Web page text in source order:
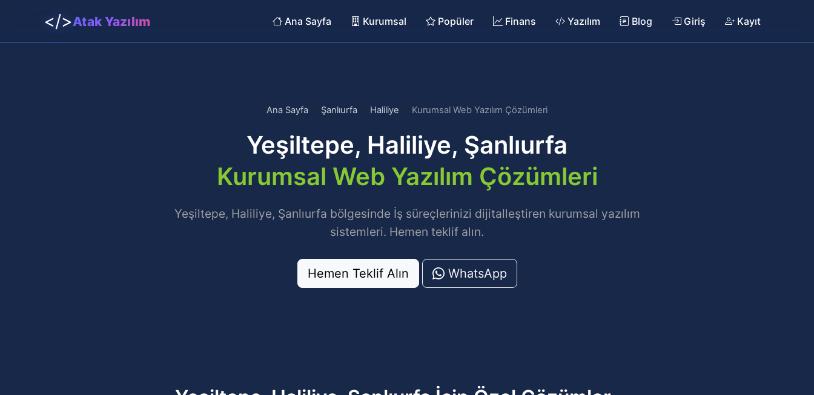
</>Atak Yazılım Ana Sayfa Kurumsal Popüler Finans Yazılım Blog Giriş Kayıt
Ana Sayfa Şanlıurfa Haliliye Kurumsal Web Yazılım Çözümleri
Yeşiltepe, Haliliye, Şanlıurfa
Kurumsal Web Yazılım Çözümleri
Yeşiltepe, Haliliye, Şanlıurfa bölgesinde İş süreçlerinizi dijitalleştiren kurumsal yazılım
sistemleri. Hemen teklif alın.
Hemen Teklif Alın WhatsApp